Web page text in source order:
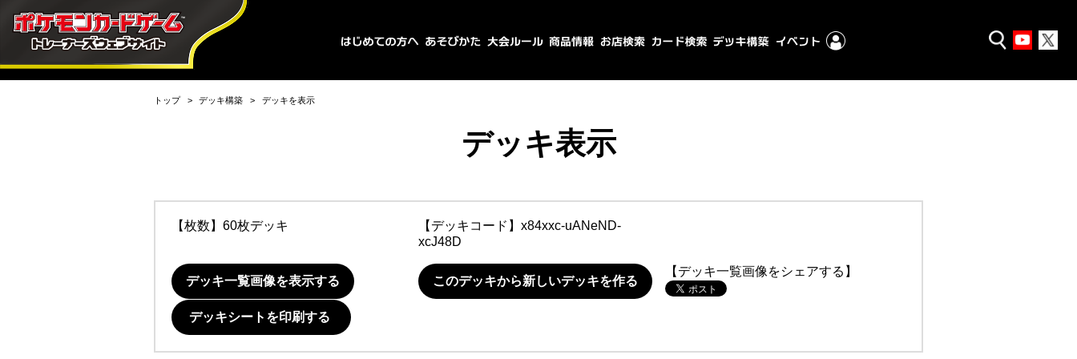
トップ デッキ構築 デッキを表示
デッキ表示
【枚数】60枚デッキ 【デッキコード】 x84xxc-uANeND-
xcJ48D
デッキ一覧画像を表示する このデッキから新しいデッキを作る
【デッキ一覧画像をシェアする】
デッキシートを印刷する